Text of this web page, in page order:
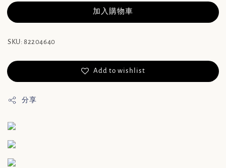
加入購物車
SKU: 82204640
Add to wishlist
分享